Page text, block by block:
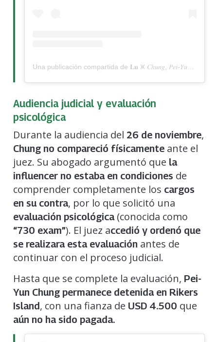
Audiencia judicial y evaluación
psicológica
Durante la audiencia del 26 de noviembre,
Chung no compareció físicamenteante el
juez. Su abogado argumentó que la
influencer no estaba en condiciones de
comprender completamente los cargos
en su contra, por lo que solicitó una
evaluación psicológica(conocida como
“730 exam”). El juez accedió y ordenó que
se realizara esta evaluación antes de
continuar con el proceso judicial.
Hasta que se complete la evaluación, Pei-
Yun Chung permanece detenida en Rikers
Island, con una fianza de USD 4.500 que
aún no ha sido pagada.